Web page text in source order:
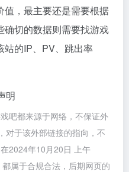
值，最主要还是需要根据
确切的数据则需要找游戏
站的IP、PV、跳出率
明
吧都来源于网络，不保证外
对于该外部链接的指向，不
2024年10月20日 上午
属于合规合法，后期网页的